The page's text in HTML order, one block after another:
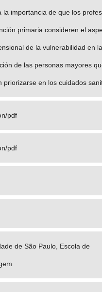
la importancia de que los
primaria consideren el
de la vulnerabilidad en la
de las personas mayores
priorizarse en los cuidados
pdf
pdf
de São Paulo, Escola de